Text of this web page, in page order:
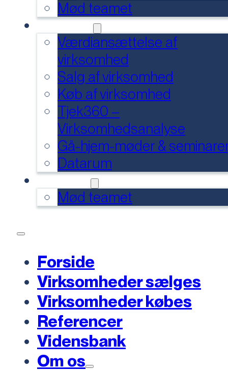
Mød teamet
Værdiansættelse af
virksomhed
Salg af virksomhed
Køb af virksomhed
Tjek360 –
Virksomhedsanalyse
Gå-hjem-møder &
Datarum
Mød teamet
Forside
Virksomheder sælges
Virksomheder købes
Referencer
Vidensbank
Om os